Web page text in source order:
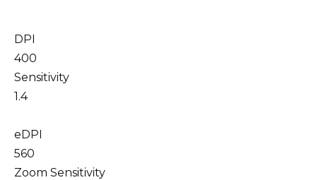
DPI
400
Sensitivity
1.4
eDPI
560
Zoom Sensitivity